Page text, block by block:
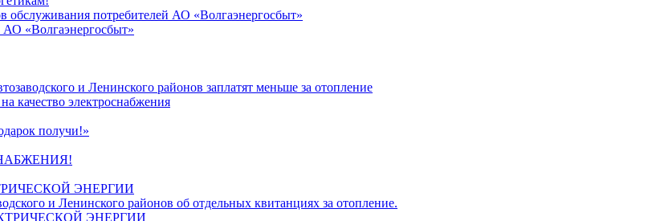
обслуживания потребителей АО «Волгаэнергосбыт»
АО «Волгаэнергосбыт»
и Ленинского районов заплатят меньше за отопление
качество электроснабжения
получи!»
ЭНЕРГИИ
и Ленинского районов об отдельных квитанциях за отопление.
ЭНЕРГИИ